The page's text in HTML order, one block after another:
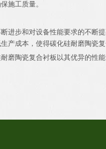
施工质量。
进步和对设备性能要求的不断
产成本，使得碳化硅耐磨陶瓷
磨陶瓷复合衬板以其优异的性